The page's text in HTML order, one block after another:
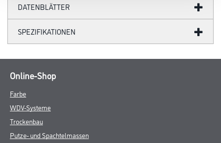
DATENBLÄTTER
SPEZIFIKATIONEN
Online-Shop
Farbe
WDV-Systeme
Trockenbau
Putze- und Spachtelmassen